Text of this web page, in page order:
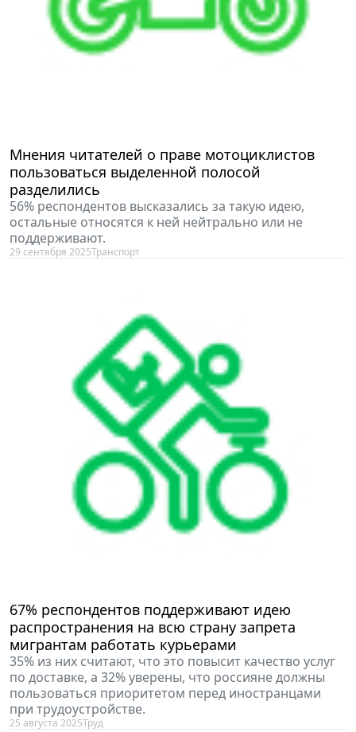
Мнения читателей о праве мотоциклистов
пользоваться выделенной полосой
разделились
56% респондентов высказались за такую идею,
остальные относятся к ней нейтрально или не
поддерживают.
29 сентября 2025Транспорт
67% респондентов поддерживают идею
распространения на всю страну запрета
мигрантам работать курьерами
35% из них считают, что это повысит качество услуг
по доставке, а 32% уверены, что россияне должны
пользоваться приоритетом перед иностранцами
при трудоустройстве.
25 августа 2025Труд